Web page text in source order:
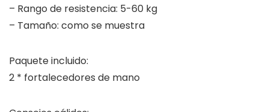
– Rango de resistencia: 5-60 kg
– Tamaño: como se muestra
Paquete incluido:
2 * fortalecedores de mano